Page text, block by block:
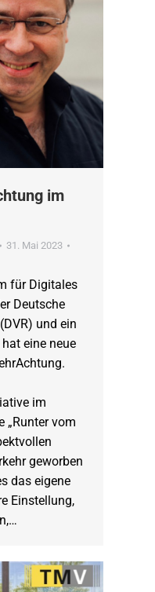
im
31. Mai 2023
für Digitales
Deutsche
und ein
eine neue
im
„Runter vom
geworben
das eigene
Einstellung,